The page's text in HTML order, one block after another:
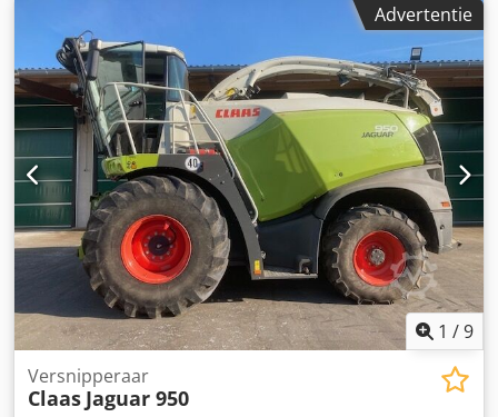
Advertentie
1 /9
Versnipperaar
Claas Jaguar 950